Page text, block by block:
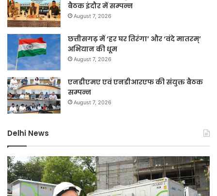
बैठक इंदौर में सम्पन्न
August 7, 2026
छत्तीसगढ़ में ‘हर घर तिरंगा’ और ‘वंदे मातरम्’
अभियान की धूम
August 7, 2026
एनडीएमए एवं एनडीआरएफ की संयुक्त बैठक
सम्पन्न
August 7, 2026
Delhi News
दिल्ली
में
24
घंटे
में